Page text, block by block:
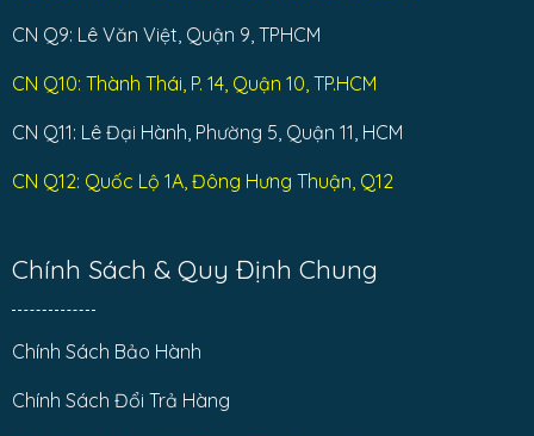
CN Q9: Lê Văn Việt, Quận 9, TPHCM
CN Q10: Thành Thái, P. 14, Quận 10, TP.HCM
CN Q11: Lê Đại Hành, Phường 5, Quận 11, HCM
CN Q12: Quốc Lộ 1A, Đông Hưng Thuận, Q12
Chính Sách & Quy Định Chung
Chính Sách Bảo Hành
Chính Sách Đổi Trả Hàng